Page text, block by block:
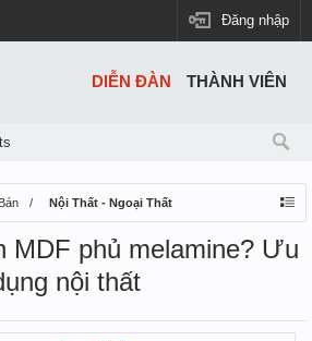
Đăng nhập
Nội Thất - Ngoại Thất
MDF phủ melamine? Ưu
nội thất
DIỄN ĐÀN THÀNH VIÊN